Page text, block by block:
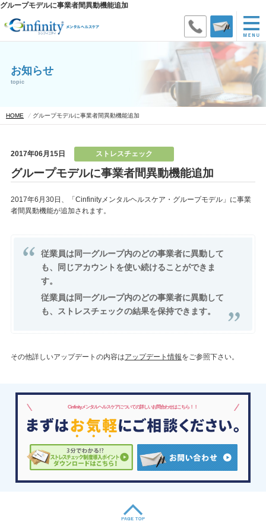
グループモデルに事業者間異動機能追加
お知らせ
topic
HOME グループモデルに事業者間異動機能追加
2017年06月15日 ストレスチェック
グループモデルに事業者間異動機能追加
2017年6月30日、「Cinfinityメンタルヘルスケア・グループモデル」に事業
者間異動機能が追加されます。
従業員は同一グループ内のどの事業者に異動して
も、同じアカウントを使い続けることができま
す。
従業員は同一グループ内のどの事業者に異動して
も、ストレスチェックの結果を保持できます。
その他詳しいアップデートの内容はアップデート情報をご参照下さい。
Cinfinityメンタルヘルスケアについての詳しいお問合わせはこちら！！